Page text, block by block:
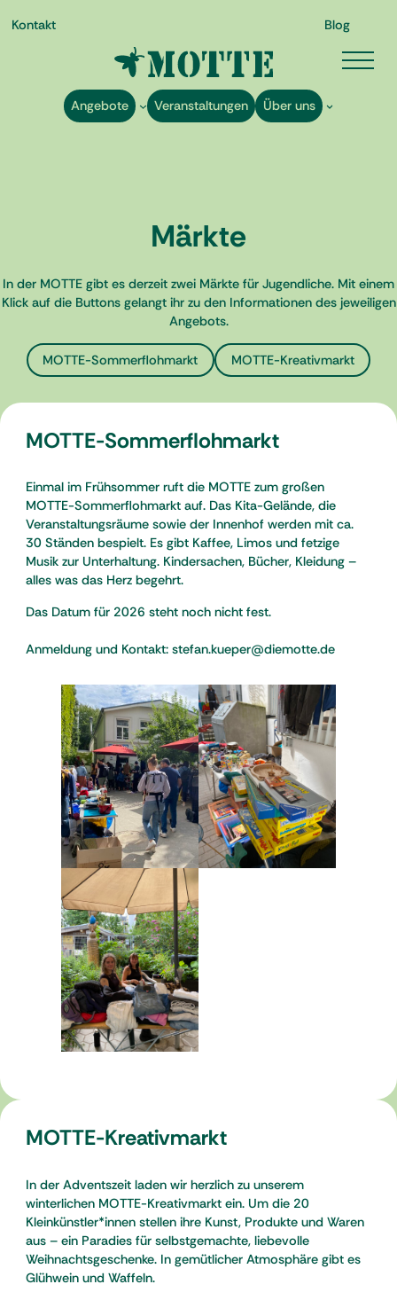
Kontakt Blog
Angebote Veranstaltungen Über uns
Märkte
In der MOTTE gibt es derzeit zwei Märkte für Jugendliche. Mit einem
Klick auf die Buttons gelangt ihr zu den Informationen des jeweiligen
Angebots.
MOTTE-Sommerflohmarkt MOTTE-Kreativmarkt
MOTTE-Sommerflohmarkt
Einmal im Frühsommer ruft die MOTTE zum großen
MOTTE-Sommerflohmarkt auf. Das Kita-Gelände, die
Veranstaltungsräume sowie der Innenhof werden mit ca.
30 Ständen bespielt. Es gibt Kaffee, Limos und fetzige
Musik zur Unterhaltung. Kindersachen, Bücher, Kleidung –
alles was das Herz begehrt.
Das Datum für 2026 steht noch nicht fest.
Anmeldung und Kontakt: stefan.kueper@diemotte.de
MOTTE-Kreativmarkt
In der Adventszeit laden wir herzlich zu unserem
winterlichen MOTTE-Kreativmarkt ein. Um die 20
Kleinkünstler*innen stellen ihre Kunst, Produkte und Waren
aus – ein Paradies für selbstgemachte, liebevolle
Weihnachtsgeschenke. In gemütlicher Atmosphäre gibt es
Glühwein und Waffeln.